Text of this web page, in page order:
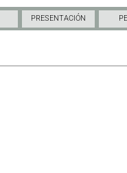
PRESENTACIÓN